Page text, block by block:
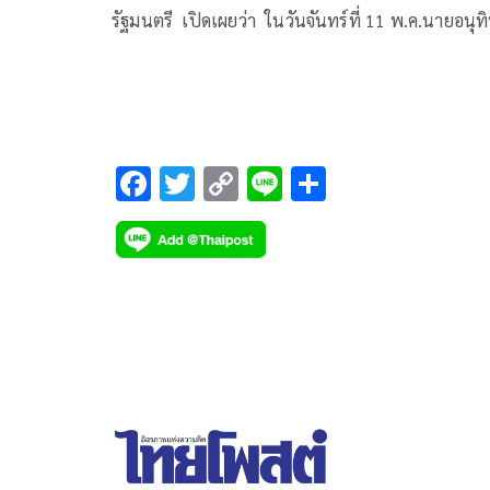
รัฐมนตรี เปิดเผยว่า ในวันจันทร์ที่ 11 พ.ค.นายอนุ
ธนาคารโลก ปี 2569 ครั้งที่ 1/2569 เพื่อเร่งเตรียมคว
พร้อมของไทยในการเป็นเจ้าภาพการประชุมเศรษฐกิจ
การเงินที่สำคัญที่สุดของโลก โดยนายกฯ ให้ความสำคัญ
กับการเป็นเจ้าภาพครั้งนี้อย่างมาก เพราะเป็นโอกาส
น.ส.รัชดา กล่าวว่า ประเทศไทยถือเป็นเพียง 1 ใน 3
ประเทศของโลก ที่เคยได้รับเกียรติเป็นเจ้าภาพการ
F
ac
e
T
wi
tt
C
o
p
Li